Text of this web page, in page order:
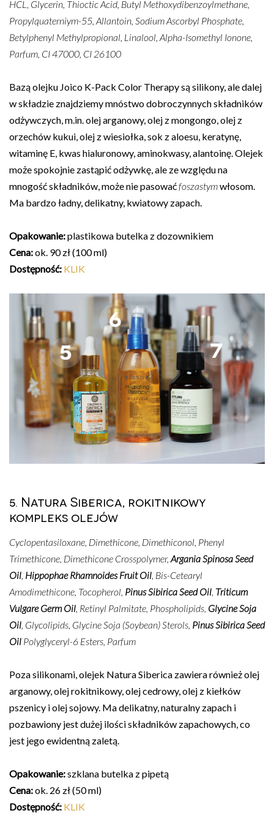
HCL, Glycerin, Thioctic Acid, Butyl Methoxydibenzoylmethane,
Propylquaterniym-55, Allantoin, Sodium Ascorbyl Phosphate,
Betylphenyl Methylpropional, Linalool, Alpha-Isomethyl Ionone,
Parfum, CI 47000, CI 26100
Bazą olejku Joico K-Pack Color Therapy są silikony, ale dalej
w składzie znajdziemy mnóstwo dobroczynnych składników
odżywczych, m.in. olej arganowy, olej z mongongo, olej z
orzechów kukui, olej z wiesiołka, sok z aloesu, keratynę,
witaminę E, kwas hialuronowy, aminokwasy, alantoinę. Olejek
może spokojnie zastąpić odżywkę, ale ze względu na
mnogość składników, może nie pasowaćfoszastymwłosom.
Ma bardzo ładny, delikatny, kwiatowy zapach.
Opakowanie:plastikowa butelka z dozownikiem
Cena:ok. 90 zł (100 ml)
Dostępność: KLIK
5. Natura Siberica, rokitnikowy
kompleks olejów
Cyclopentasiloxane, Dimethicone, Dimethiconol, Phenyl
Trimethicone, Dimethicone Crosspolymer, Argania Spinosa Seed
Oil, Hippophae Rhamnoides Fruit Oil, Bis-Cetearyl
Amodimethicone, Tocopherol, Pinus Sibirica Seed Oil, Triticum
Vulgare Germ Oil, Retinyl Palmitate, Phospholipids, Glycine Soja
Oil, Glycolipids, Glycine Soja (Soybean) Sterols, Pinus Sibirica Seed
Oil Polyglyceryl-6 Esters, Parfum
Poza silikonami, olejek Natura Siberica zawiera również olej
arganowy, olej rokitnikowy, olej cedrowy, olej z kiełków
pszenicy i olej sojowy. Ma delikatny, naturalny zapach i
pozbawiony jest dużej ilości składników zapachowych, co
jest jego ewidentną zaletą.
Opakowanie:szklana butelka z pipetą
Cena:ok. 26 zł (50 ml)
Dostępność: KLIK